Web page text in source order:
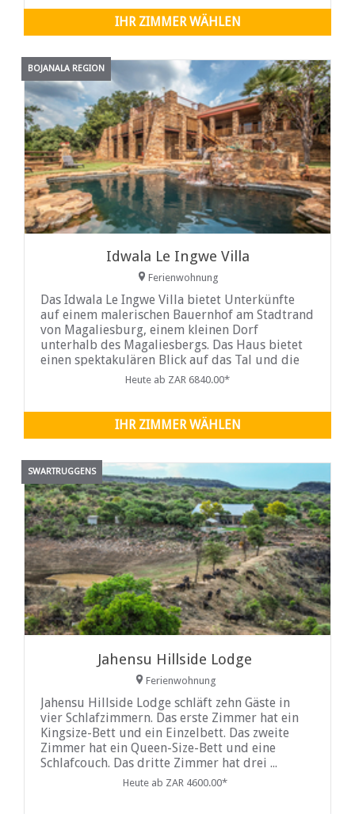
IHR ZIMMER WÄHLEN
BOJANALA REGION
Idwala Le Ingwe Villa
Ferienwohnung
Das Idwala Le Ingwe Villa bietet Unterkünfte
auf einem malerischen Bauernhof am Stadtrand
von Magaliesburg, einem kleinen Dorf
unterhalb des Magaliesbergs. Das Haus bietet
einen spektakulären Blick auf das Tal und die
Heute ab ZAR 6840.00*
IHR ZIMMER WÄHLEN
SWARTRUGGENS
Jahensu Hillside Lodge
Ferienwohnung
Jahensu Hillside Lodge schläft zehn Gäste in
vier Schlafzimmern. Das erste Zimmer hat ein
Kingsize-Bett und ein Einzelbett. Das zweite
Zimmer hat ein Queen-Size-Bett und eine
Schlafcouch. Das dritte Zimmer hat drei ...
Heute ab ZAR 4600.00*